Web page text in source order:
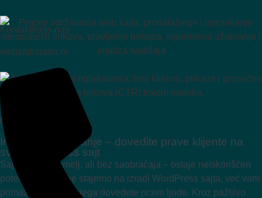
04
Internet oglašavanje – dovedite prave klijente na
svoj WordPress sajt
Sajt je dobar temelj, ali bez saobraćaja – ostaje neiskorišćen
potencijal. Zato ne stajemo na izradi WordPress sajta, već vam
pomažemo da do njega dovedete prave ljude. Kroz pažljivo
Kontaktirajte nas
websajtizrada.rs